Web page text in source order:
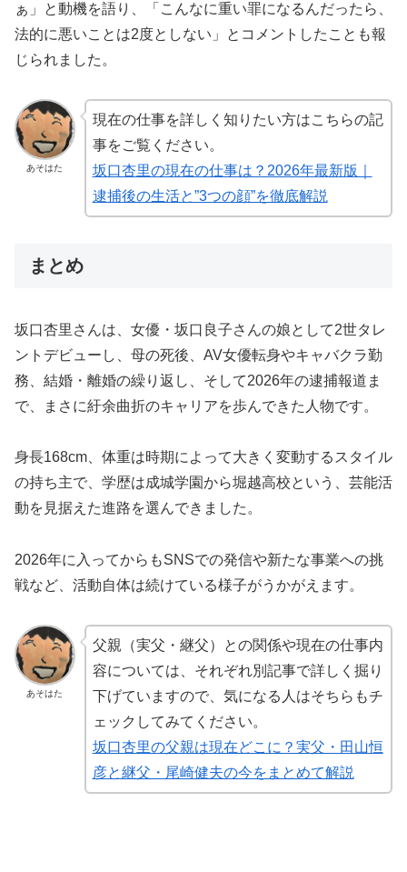
ぁ」と動機を語り、「こんなに重い罪になるんだったら、
法的に悪いことは2度としない」とコメントしたことも報
じられました。
あそはた
現在の仕事を詳しく知りたい方はこちらの記
事をご覧ください。
坂口杏里の現在の仕事は？2026年最新版｜
逮捕後の生活と”3つの顔”を徹底解説
まとめ
坂口杏里さんは、女優・坂口良子さんの娘として2世タレ
ントデビューし、母の死後、AV女優転身やキャバクラ勤
務、結婚・離婚の繰り返し、そして2026年の逮捕報道ま
で、まさに紆余曲折のキャリアを歩んできた人物です。
身長168cm、体重は時期によって大きく変動するスタイル
の持ち主で、学歴は成城学園から堀越高校という、芸能活
動を見据えた進路を選んできました。
2026年に入ってからもSNSでの発信や新たな事業への挑
戦など、活動自体は続けている様子がうかがえます。
あそはた
父親（実父・継父）との関係や現在の仕事内
容については、それぞれ別記事で詳しく掘り
下げていますので、気になる人はそちらもチ
ェックしてみてください。
坂口杏里の父親は現在どこに？実父・田山恒
彦と継父・尾崎健夫の今をまとめて解説